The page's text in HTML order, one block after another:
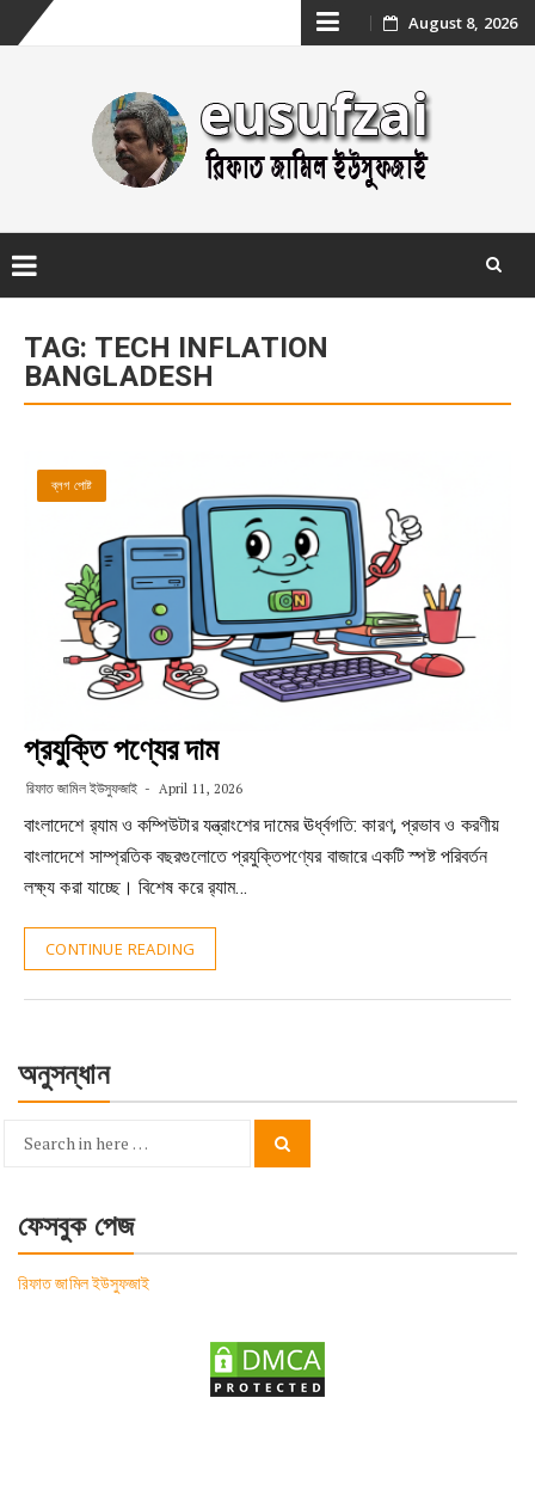
Skip
content
August 8, 2026
content
TAG: TECH INFLATION
BANGLADESH
ব্লগ পোষ্ট
প্রযুক্তি পণ্যের দাম
রিফাত জামিল ইউসুফজাই April 11, 2026
বাংলাদেশে র‍্যাম ও কম্পিউটার যন্ত্রাংশের দামের ঊর্ধ্বগতি: কারণ, প্রভাব ও করণীয়
বাংলাদেশে সাম্প্রতিক বছরগুলোতে প্রযুক্তিপণ্যের বাজারে একটি স্পষ্ট পরিবর্তন
লক্ষ্য করা যাচ্ছে। বিশেষ করে র‍্যাম…
CONTINUE READING
অনুসন্ধান
Search
ফেসবুক পেজ
রিফাত জামিল ইউসুফজাই